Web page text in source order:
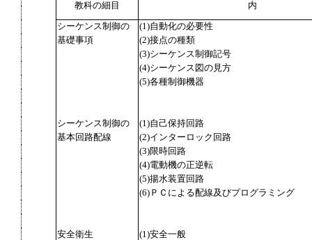
教科の細目 内
シーケンス制御の
(1)自動化の必要性
基礎事項
(2)接点の種類
(3)シーケンス制御記号
(4)シーケンス図の見方
(5)各種制御機器
シーケンス制御の
(1)自己保持回路
基本回路配線
(2)インターロック回路
(3)限時回路
(4)電動機の正逆転
(5)揚水装置回路
(6)ＰＣによる配線及びプログラミング
安全衛生
(1)安全一般